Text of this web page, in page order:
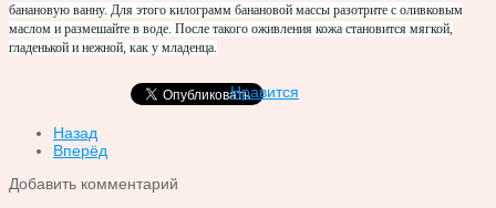
банановую ванну. Для этого килограмм банановой массы разотрите с оливковым
маслом и размешайте в воде. После такого оживления кожа становится мягкой,
гладенькой и нежной, как у младенца.
Нравится
Назад
Вперёд
Добавить комментарий